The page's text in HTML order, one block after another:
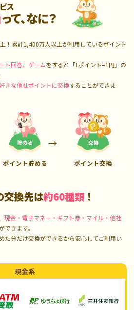
ス
って、なに？
！累計1,400万人以上が利用しているポイント
ト回答、ゲームをすると「1ポイント=1円」の
きな他社ポイントに交換することができま
ポイント貯める ポイント交換
交換先は約60種類 ！
現金・電子マネー・ギフト券・マイル・他社
できます。
た分だけ交換ができるから安心してご利用い
現金系